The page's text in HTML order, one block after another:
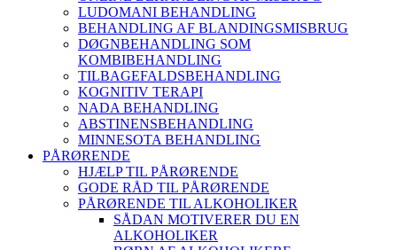
LUDOMANI BEHANDLING
BEHANDLING AF BLANDINGSMISBRUG
DØGNBEHANDLING SOM
KOMBIBEHANDLING
TILBAGEFALDSBEHANDLING
KOGNITIV TERAPI
NADA BEHANDLING
ABSTINENSBEHANDLING
MINNESOTA BEHANDLING
PÅRØRENDE
HJÆLP TIL PÅRØRENDE
GODE RÅD TIL PÅRØRENDE
PÅRØRENDE TIL ALKOHOLIKER
SÅDAN MOTIVERER DU EN
ALKOHOLIKER